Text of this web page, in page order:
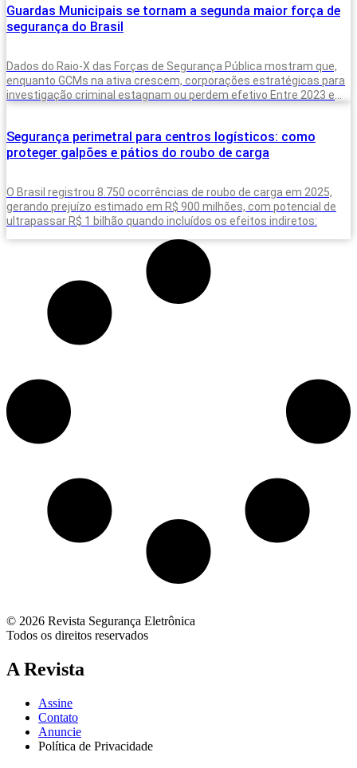
Guardas Municipais se tornam a segunda maior força de
segurança do Brasil
Dados do Raio-X das Forças de Segurança Pública mostram que,
enquanto GCMs na ativa crescem, corporações estratégicas para
investigação criminal estagnam ou perdem efetivo Entre 2023 e
Segurança perimetral para centros logísticos: como
proteger galpões e pátios do roubo de carga
O Brasil registrou 8.750 ocorrências de roubo de carga em 2025,
gerando prejuízo estimado em R$ 900 milhões, com potencial de
ultrapassar R$ 1 bilhão quando incluídos os efeitos indiretos:
© 2026 Revista Segurança Eletrônica
Todos os direitos reservados
A Revista
Assine
Contato
Anuncie
Política de Privacidade